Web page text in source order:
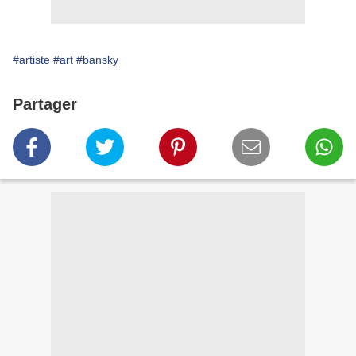
#artiste #art #bansky
Partager